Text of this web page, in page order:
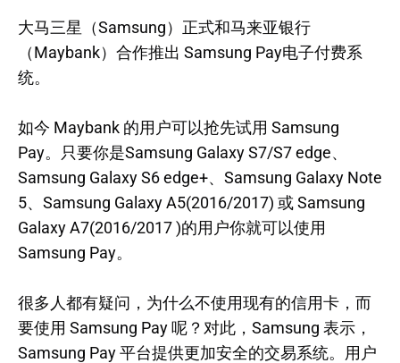
大马三星（Samsung）正式和马来亚银行
（Maybank）合作推出 Samsung Pay电子付费系
统。
如今 Maybank 的用户可以抢先试用 Samsung
Pay。只要你是Samsung Galaxy S7/S7 edge、
Samsung Galaxy S6 edge+、Samsung Galaxy Note
5、Samsung Galaxy A5(2016/2017) 或 Samsung
Galaxy A7(2016/2017 )的用户你就可以使用
Samsung Pay。
很多人都有疑问，为什么不使用现有的信用卡，而
要使用 Samsung Pay 呢？对此，Samsung 表示，
Samsung Pay 平台提供更加安全的交易系统。用户